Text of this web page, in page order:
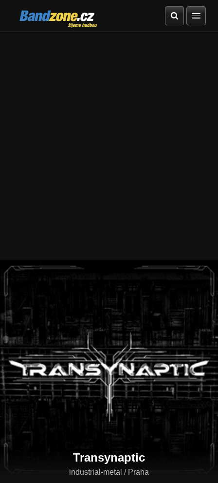
Bandzone.cz
žijeme hudbou
Transynaptic
industrial-metal / Praha